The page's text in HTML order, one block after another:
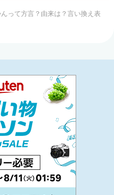
って方言？由来は？言い換え表